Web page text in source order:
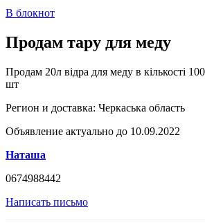
В блокнот
Продам тару для меду
Продам 20л відра для меду в кількості
шт
Регион и доставка: Черкаська область
Объявление актуально до 10.09.2022
Наташа
0674988442
Написать письмо